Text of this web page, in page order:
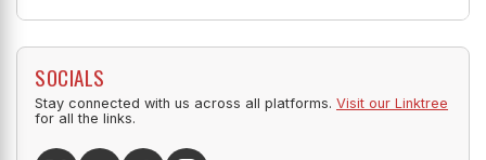
SOCIALS
Stay connected with us across all platforms. Visit our Linktree
for all the links.